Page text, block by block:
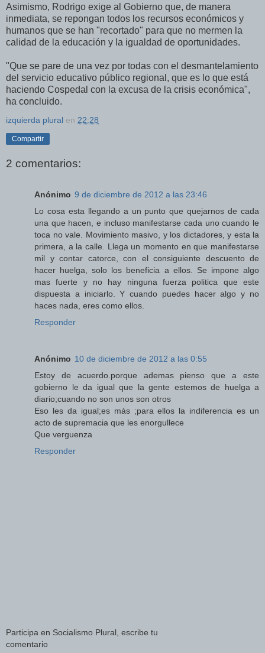
Asimismo, Rodrigo exige al Gobierno que, de manera
inmediata, se repongan todos los recursos económicos y
humanos que se han "recortado" para que no mermen la
calidad de la educación y la igualdad de oportunidades.
"Que se pare de una vez por todas con el desmantelamiento
del servicio educativo público regional, que es lo que está
haciendo Cospedal con la excusa de la crisis económica",
ha concluido.
izquierda plural en 22:28
Compartir
2 comentarios:
Anónimo 9 de diciembre de 2012 a las 23:46
Lo cosa esta llegando a un punto que quejarnos de cada
una que hacen, e incluso manifestarse cada uno cuando le
toca no vale. Movimiento masivo, y los dictadores, y esta la
primera, a la calle. Llega un momento en que manifestarse
mil y contar catorce, con el consiguiente descuento de
hacer huelga, solo los beneficia a ellos. Se impone algo
mas fuerte y no hay ninguna fuerza politica que este
dispuesta a iniciarlo. Y cuando puedes hacer algo y no
haces nada, eres como ellos.
Responder
Anónimo 10 de diciembre de 2012 a las 0:55
Estoy de acuerdo.porque ademas pienso que a este
gobierno le da igual que la gente estemos de huelga a
diario;cuando no son unos son otros
Eso les da igual;es más ;para ellos la indiferencia es un
acto de supremacia que les enorgullece
Que verguenza
Responder
Participa en Socialismo Plural, escribe tu
comentario